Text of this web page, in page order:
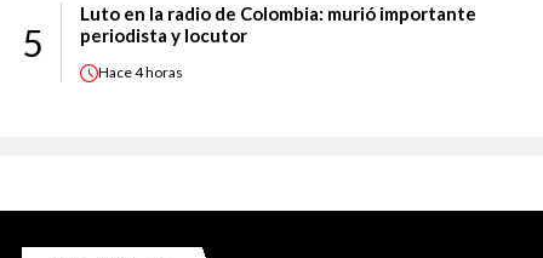
5
Luto en la radio de Colombia: murió importante
periodista y locutor
Hace4 horas